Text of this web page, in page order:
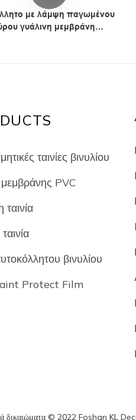
με λάμψη παγωμένου
γυάλινη μεμβράνη
ταινίες βινυλίου
PVC
ταινία
βινυλίου
Protect Film
δικαιώματα © 2022 Foshan KL